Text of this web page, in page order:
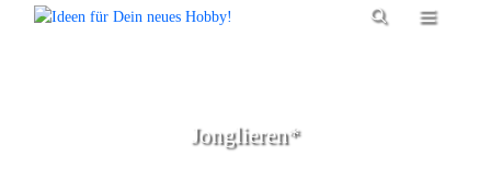
Menü
Jonglieren*